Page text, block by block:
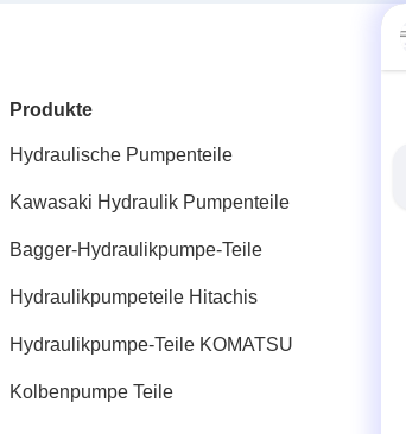
Produkte
Hydraulische Pumpenteile
Kawasaki Hydraulik Pumpenteile
Bagger-Hydraulikpumpe-Teile
Hydraulikpumpeteile Hitachis
Hydraulikpumpe-Teile KOMATSU
Kolbenpumpe Teile